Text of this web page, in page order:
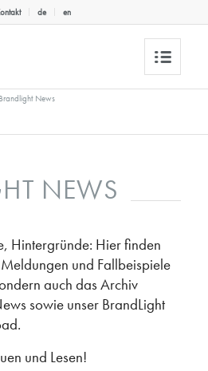
de en
Brandlight News
NEWS
Hintergründe: Hier finden
und Fallbeispiele
auch das Archiv
sowie unser BrandLight
und Lesen!